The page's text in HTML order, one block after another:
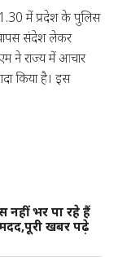
में प्रदेश के पुलिस
संदेश लेकर
ने राज्य में आचार
किया है। इस
नहीं भर पा रहे हैं
खबर पढ़े